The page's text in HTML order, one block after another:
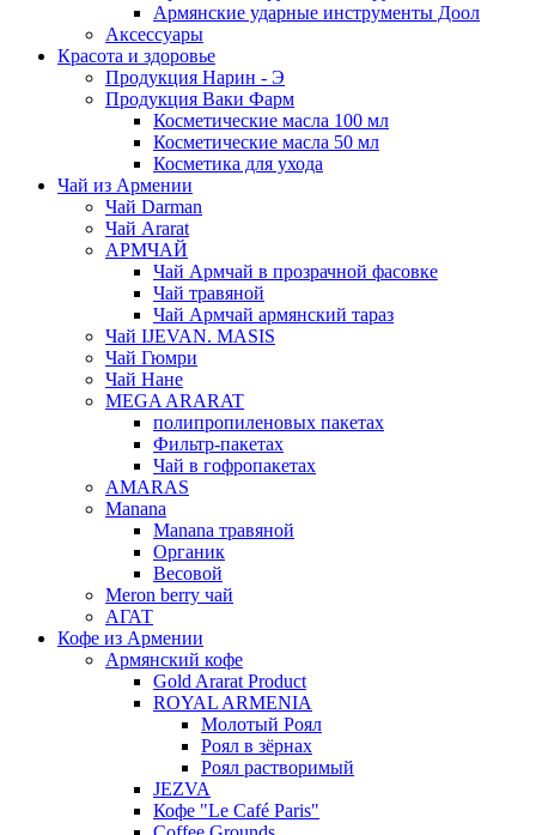
Армянские ударные инструменты Доол
Аксессуары
Красота и здоровье
Продукция Нарин - Э
Продукция Ваки Фарм
Косметические масла 100 мл
Косметические масла 50 мл
Косметика для ухода
Чай из Армении
Чай Darman
Чай Ararat
АРМЧАЙ
Чай Армчай в прозрачной фасовке
Чай травяной
Чай Армчай армянский тараз
Чай IJEVAN. MASIS
Чай Гюмри
Чай Нане
MEGA ARARAT
полипропиленовых пакетах
Фильтр-пакетах
Чай в гофропакетах
AMARAS
Manana
Manana травяной
Органик
Весовой
Meron berry чай
АГАТ
Кофе из Армении
Армянский кофе
Gold Ararat Product
ROYAL ARMENIA
Молотый Роял
Роял в зёрнах
Роял растворимый
JEZVA
Кофе "Le Café Paris"